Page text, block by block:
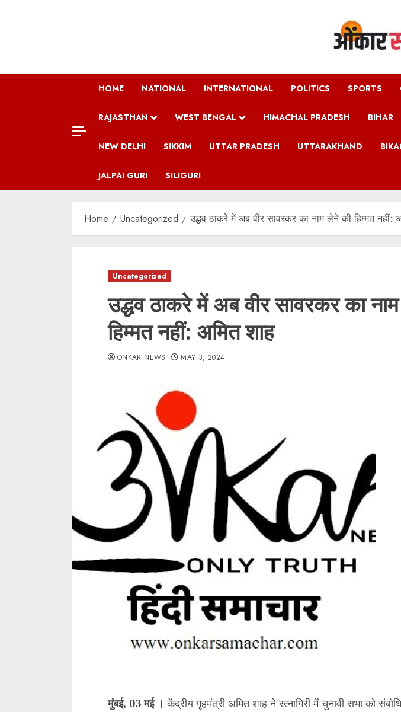
HOME NATIONAL INTERNATIONAL POLITICS SPORTS
RAJASTHAN WEST BENGAL HIMACHAL PRADESH BIHAR
NEW DELHI SIKKIM UTTAR PRADESH UTTARAKHAND
JALPAI GURI SILIGURI
Home Uncategorized उद्धव ठाकरे में अब वीर सावरकर का नाम लेने की हिम्मत नहीं:
Uncategorized
उद्धव ठाकरे में अब वीर सावरकर का
हिम्मत नहीं: अमित शाह
ONKAR NEWS MAY 3, 2024
मुंबई, 03 मई । केंद्रीय गृहमंत्री अमित शाह ने रत्नागिरी में चुनावी सभा को